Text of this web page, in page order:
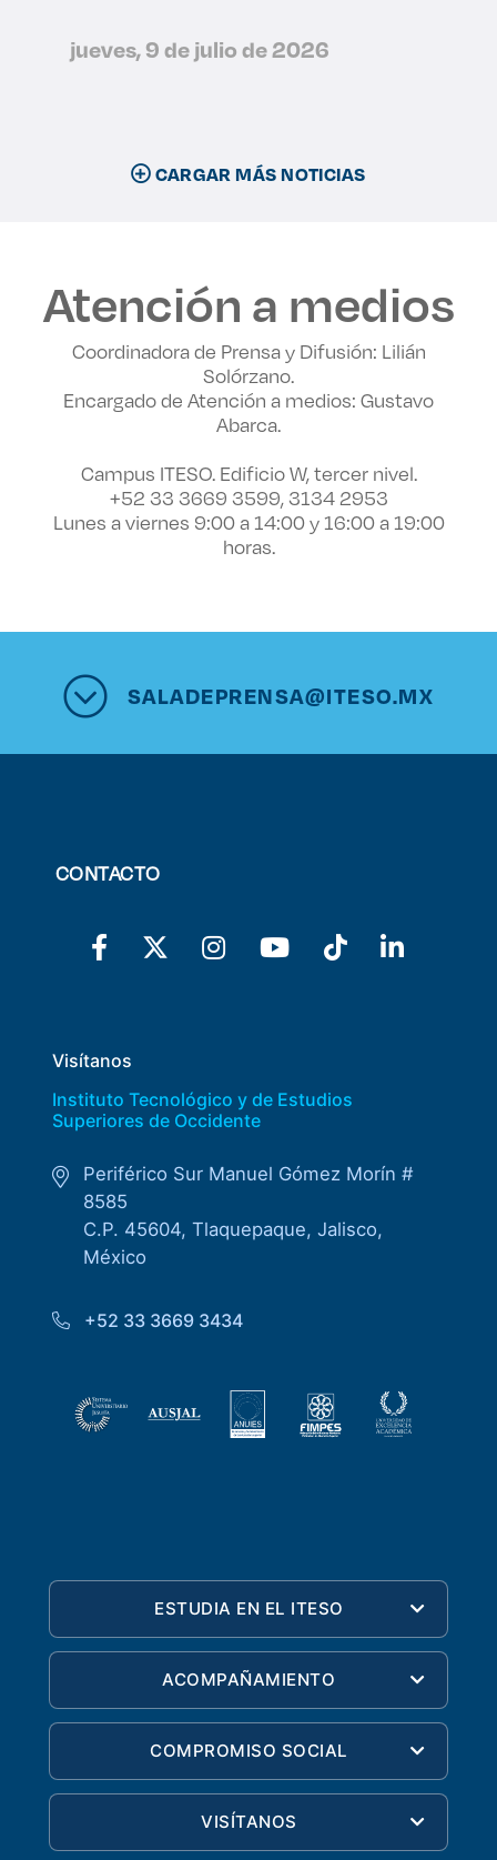
jueves, 9 de julio de 2026
CARGAR MÁS NOTICIAS
Atención a medios
Coordinadora de Prensa y Difusión: Lilián
Solórzano.
Encargado de Atención a medios: Gustavo
Abarca.
Campus ITESO. Edificio W, tercer nivel.
+52 33 3669 3599, 3134 2953
Lunes a viernes 9:00 a 14:00 y 16:00 a 19:00
horas.
SALADEPRENSA@ITESO.MX
CONTACTO
Visítanos
Instituto Tecnológico y de Estudios
Superiores de Occidente
Periférico Sur Manuel Gómez Morín #
8585
C.P. 45604, Tlaquepaque, Jalisco,
México
+52 33 3669 3434
ESTUDIA EN EL ITESO
ACOMPAÑAMIENTO
COMPROMISO SOCIAL
VISÍTANOS